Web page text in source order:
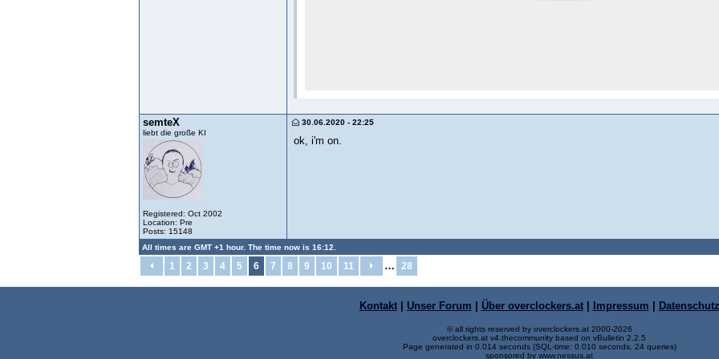
semteX
liebt die große KI
Registered: Oct 2002
Location: Pre
Posts: 15148
30.06.2020 - 22:25
ok, i'm on.
All times are GMT +1 hour. The time now is 16:12.
1 2 3 4 5 6 7 8 9 10 11 … 28
Kontakt| Unser Forum | Über overclockers.at| Impressum | Datenschutz
© all rights reserved by overclockers.at 2000-2026
overclockers.at v4.thecommunity based on vBulletin 2.2.5
Page generated in 0.014 seconds (SQL-time: 0.010 seconds, 24 queries)
sponsored by www.nessus.at